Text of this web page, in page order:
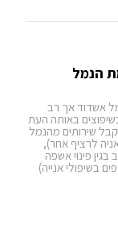
הנמל
אשדוד אך רב
באותה העת
שירותים מהנמל
לרציף אחר),
פינוי אשפה
בשיפולי אנייה)